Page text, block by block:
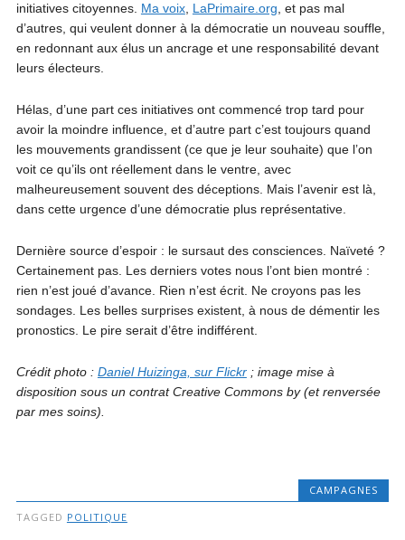
initiatives citoyennes. Ma voix, LaPrimaire.org , et pas mal
d’autres, qui veulent donner à la démocratie un nouveau souffle,
en redonnant aux élus un ancrage et une responsabilité devant
leurs électeurs.
Hélas, d’une part ces initiatives ont commencé trop tard pour
avoir la moindre influence, et d’autre part c’est toujours quand
les mouvements grandissent (ce que je leur souhaite) que l’on
voit ce qu’ils ont réellement dans le ventre, avec
malheureusement souvent des déceptions. Mais l’avenir est là,
dans cette urgence d’une démocratie plus représentative.
Dernière source d’espoir : le sursaut des consciences. Naïveté ?
Certainement pas. Les derniers votes nous l’ont bien montré :
rien n’est joué d’avance. Rien n’est écrit. Ne croyons pas les
sondages. Les belles surprises existent, à nous de démentir les
pronostics. Le pire serait d’être indifférent.
Crédit photo : Daniel Huizinga, sur Flickr; image mise à
disposition sous un contrat Creative Commons by (et renversée
par mes soins).
CAMPAGNES
TAGGED POLITIQUE